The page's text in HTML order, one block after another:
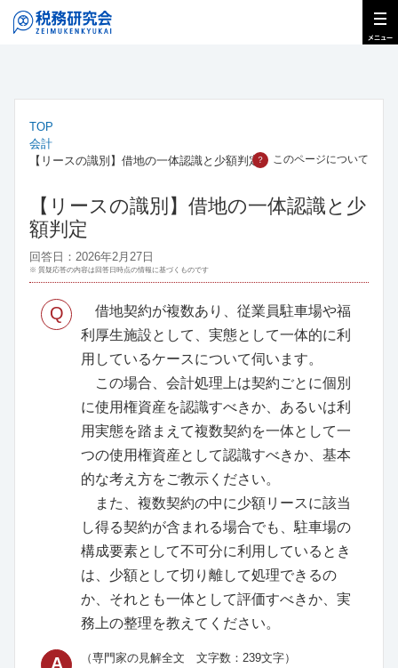
TOP
会計
【リースの識別】借地の一体認識と少額判定？ このページについて
【リースの識別】借地の一体認識と少
額判定
回答日：2026年2月27日
※ 質疑応答の内容は回答日時点の情報に基づくものです
Q
借地契約が複数あり、従業員駐車場や福
利厚生施設として、実態として一体的に利
用しているケースについて伺います。
この場合、会計処理上は契約ごとに個別
に使用権資産を認識すべきか、あるいは利
用実態を踏まえて複数契約を一体として一
つの使用権資産として認識すべきか、基本
的な考え方をご教示ください。
また、複数契約の中に少額リースに該当
し得る契約が含まれる場合でも、駐車場の
構成要素として不可分に利用しているとき
は、少額として切り離して処理できるの
か、それとも一体として評価すべきか、実
務上の整理を教えてください。
A （専門家の見解全文 文字数：239文字）